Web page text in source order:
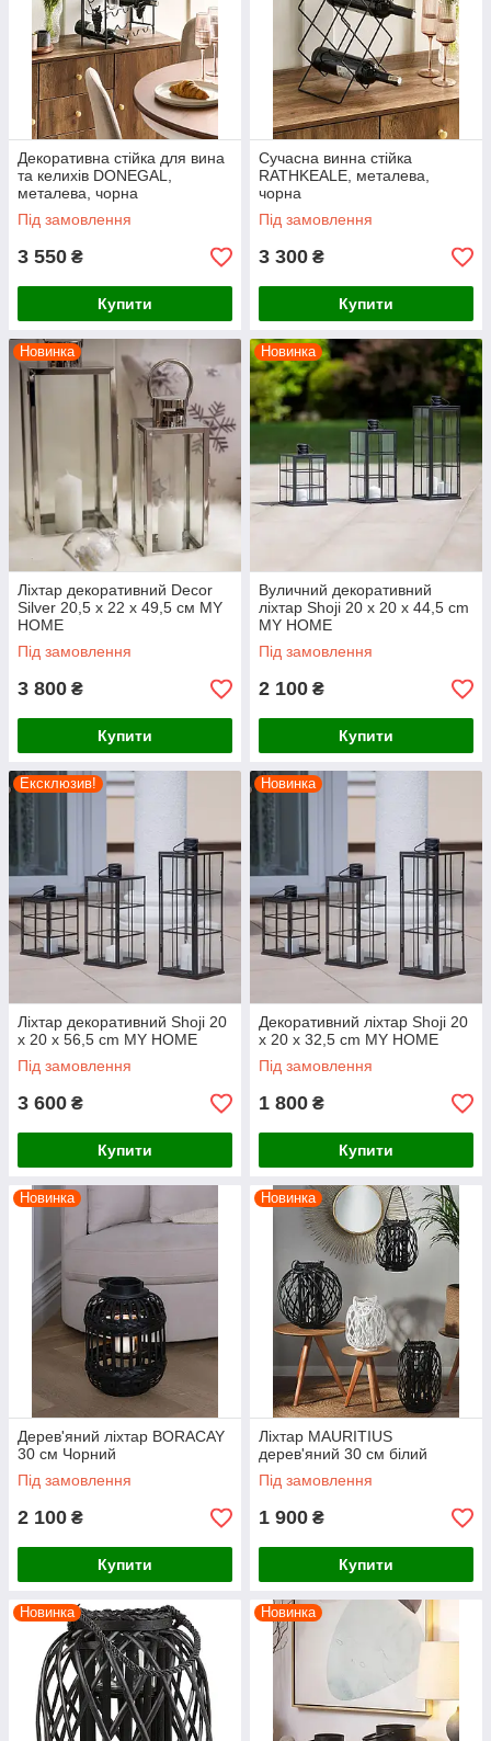
Декоративна стійка для вина
та келихів DONEGAL,
металева, чорна
Під замовлення
3 550 ₴
Купити
Сучасна винна стійка
RATHKEALE, металева,
чорна
Під замовлення
3 300 ₴
Купити
Новинка
Ліхтар декоративний Decor
Silver 20,5 х 22 х 49,5 см MY
HOME
Під замовлення
3 800 ₴
Купити
Новинка
Вуличний декоративний
ліхтар Shoji 20 x 20 x 44,5 cm
MY HOME
Під замовлення
2 100 ₴
Купити
Ексклюзив!
Ліхтар декоративний Shoji 20
x 20 x 56,5 cm MY HOME
Під замовлення
3 600 ₴
Купити
Новинка
Декоративний ліхтар Shoji 20
x 20 x 32,5 cm MY HOME
Під замовлення
1 800 ₴
Купити
Новинка
Дерев'яний ліхтар BORACAY
30 см Чорний
Під замовлення
2 100 ₴
Купити
Новинка
Ліхтар MAURITIUS
дерев'яний 30 см білий
Під замовлення
1 900 ₴
Купити
Новинка Новинка